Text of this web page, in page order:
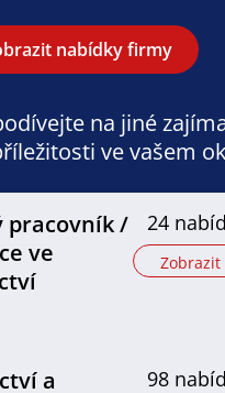
nabídky firmy
na jiné
ve vašem
pracovník /
ve
24
Zobrazit
a
98